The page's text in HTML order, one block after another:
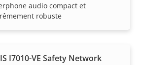
audio compact et
robuste
I7010-VE Safety Network